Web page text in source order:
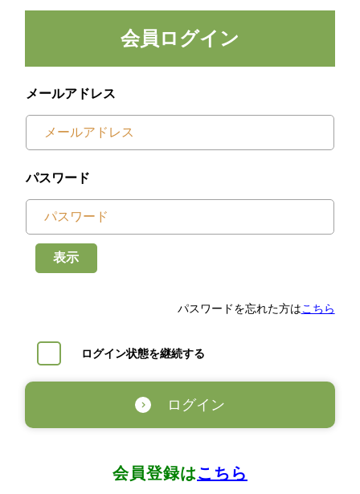
会員ログイン
メールアドレス
パスワード
表示
パスワードを忘れた方はこちら
ログイン状態を継続する
ログイン
会員登録はこちら